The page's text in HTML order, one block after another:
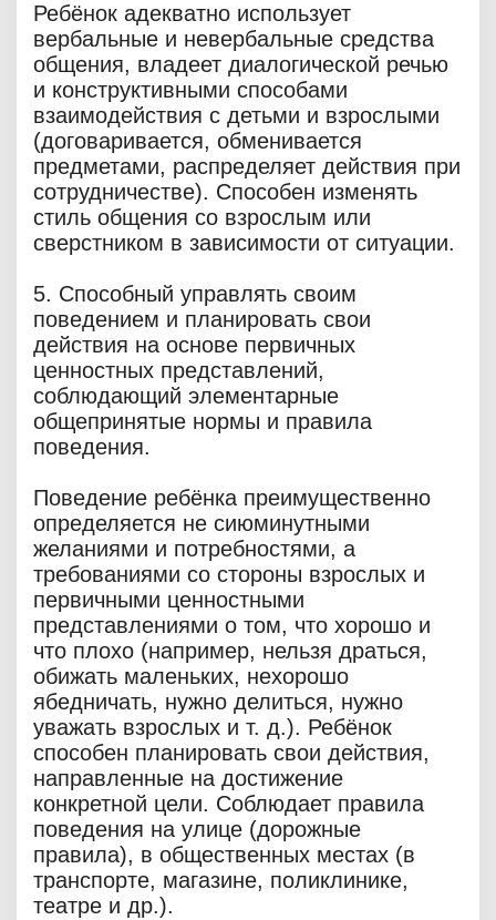
Ребёнок адекватно использует
вербальные и невербальные средства
общения, владеет диалогической речью
и конструктивными способами
взаимодействия с детьми и взрослыми
(договаривается, обменивается
предметами, распределяет действия при
сотрудничестве). Способен изменять
стиль общения со взрослым или
сверстником в зависимости от ситуации.
5. Способный управлять своим
поведением и планировать свои
действия на основе первичных
ценностных представлений,
соблюдающий элементарные
общепринятые нормы и правила
поведения.
Поведение ребёнка преимущественно
определяется не сиюминутными
желаниями и потребностями, а
требованиями со стороны взрослых и
первичными ценностными
представлениями о том, что хорошо и
что плохо (например, нельзя драться,
обижать маленьких, нехорошо
ябедничать, нужно делиться, нужно
уважать взрослых и т. д.). Ребёнок
способен планировать свои действия,
направленные на достижение
конкретной цели. Соблюдает правила
поведения на улице (дорожные
правила), в общественных местах (в
транспорте, магазине, поликлинике,
театре и др.).